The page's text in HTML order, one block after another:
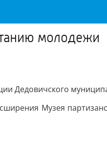
молодежи
Дедовичского
Музея